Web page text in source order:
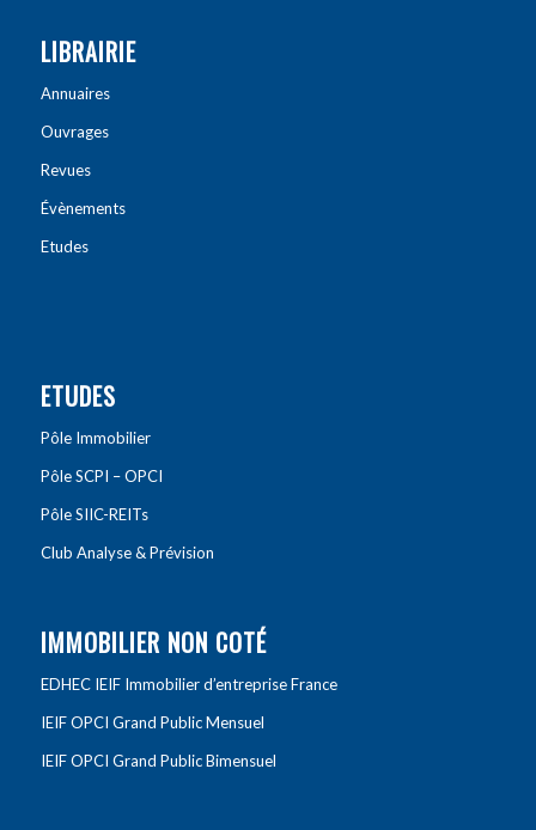
LIBRAIRIE
Annuaires
Ouvrages
Revues
Évènements
Etudes
ETUDES
Pôle Immobilier
Pôle SCPI – OPCI
Pôle SIIC-REITs
Club Analyse & Prévision
IMMOBILIER NON COTÉ
EDHEC IEIF Immobilier d’entreprise France
IEIF OPCI Grand Public Mensuel
IEIF OPCI Grand Public Bimensuel